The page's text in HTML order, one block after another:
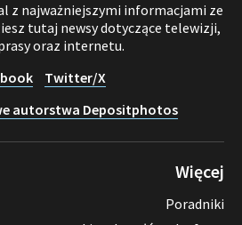
z najważniejszymi informacjami ze
tutaj newsy dotyczące telewizji,
oraz internetu.
Twitter/X
autorstwa Depositphotos
Więcej
Poradniki